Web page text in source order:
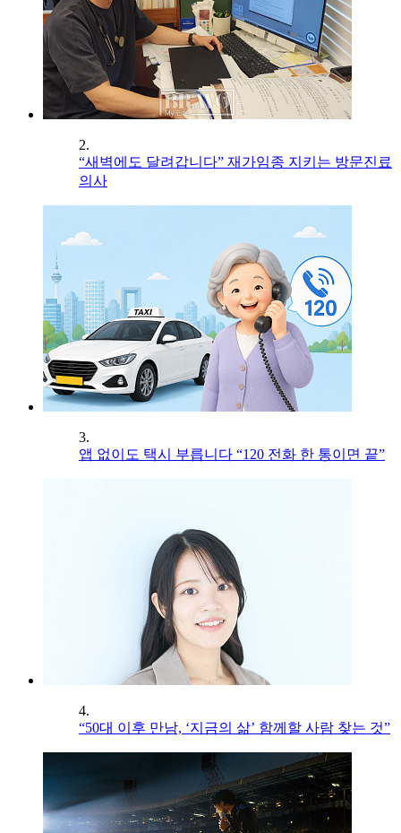
2.
“새벽에도 달려갑니다” 재가임종 지키는 방문진료
의사
3.
앱 없이도 택시 부릅니다 “120 전화 한 통이면 끝”
4.
“50대 이후 만남, ‘지금의 삶’ 함께할 사람 찾는 것”